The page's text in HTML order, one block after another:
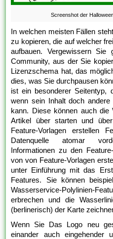
Screenshot der
In welchen meisten Fällen
zu kopieren, die auf welcher
aufbauen. Vergewissern Sie
Community, aus der Sie
Lizenzschema hat, das
dies, was Sie durchpausen
ist ein besonderer Seitentyp,
wenn sein Inhalt doch
kann. Diese können auch die
Artikel über starten und
Feature-Vorlagen erstellen
Datenquelle atomar
Informationen zu den
von von Feature-Vorlagen
unter Einführung mit das
Features. Sie können
Wasserservice-Polylinien-
erbrechen und die
(berlinerisch) der Karte
Wenn Sie Das Logo neu
einander auch eingehender